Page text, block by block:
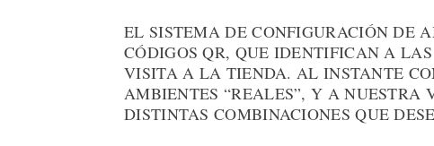
EL SISTEMA DE CONFIGURACIÓN DE
CÓDIGOS QR, QUE IDENTIFICAN A
VISITA A LA TIENDA. AL INSTANTE
AMBIENTES “REALES”, Y A NUESTRA
DISTINTAS COMBINACIONES QUE